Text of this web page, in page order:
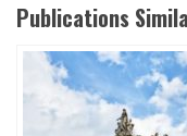
Publications